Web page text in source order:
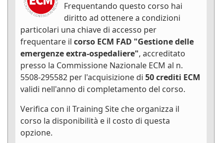
Frequentando questo corso hai
diritto ad ottenere a condizioni
particolari una chiave di accesso per
frequentare il corso ECM FAD "Gestione delle
emergenze extra-ospedaliere", accreditato
presso la Commissione Nazionale ECM al n.
5508-295582 per l'acquisizione di 50 crediti ECM
validi nell'anno di completamento del corso.
Verifica con il Training Site che organizza il
corso la disponibilità e il costo di questa
opzione.